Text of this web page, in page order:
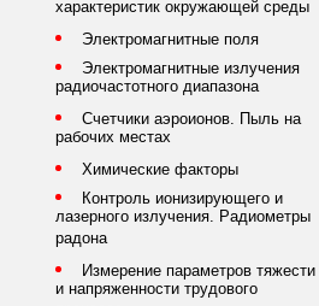
характеристик окружающей среды
Электромагнитные поля
Электромагнитные излучения
радиочастотного диапазона
Счетчики аэроионов. Пыль на
рабочих местах
Химические факторы
Контроль ионизирующего и
лазерного излучения. Радиометры
радона
Измерение параметров тяжести
и напряженности трудового